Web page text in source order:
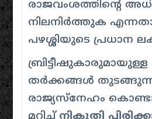
രാജവംശത്തിന്റെ
നിലനിർത്തുക
പഴശ്ശിയുടെ പ്രധാന
ബ്രിട്ടീഷുകാരുമായുള്ള
തർക്കങ്ങൾ
രാജ്യസ്നേഹം